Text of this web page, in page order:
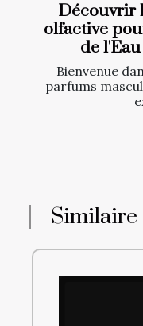
Découvrir
olfactive
de
Bienvenue
parfums
Similaire